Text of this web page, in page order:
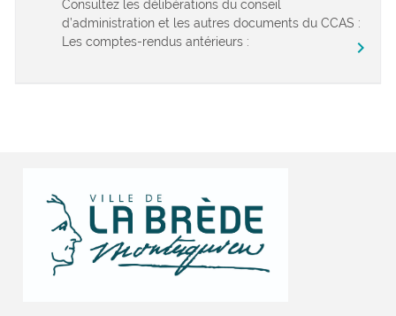
Consultez les délibérations du conseil
d’administration et les autres documents du CCAS :
Les comptes-rendus antérieurs :
chevron_right